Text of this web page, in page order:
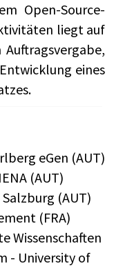
Open-Source-
liegt auf
eines
eGen (AUT)
(AUT)
(AUT)
(FRA)
Wissenschaften
- University of